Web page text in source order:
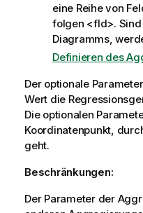
eine Reihe von
folgen <fld>.
Diagramms,
Definieren des
Der optionale Parameter
Wert die
Die optionalen
Koordinatenpunkt,
geht.
Beschränkungen:
Der Parameter der